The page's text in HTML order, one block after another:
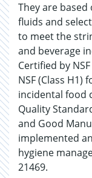
They are
fluids and
to meet the
and beverage
Certified by
NSF (Class
incidental food
Quality
and Good
implemented
hygiene
21469.